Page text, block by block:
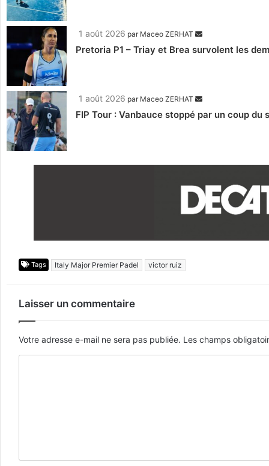
1 août 2026 par Maceo ZERHAT
Pretoria P1 – Triay et Brea survolent les
1 août 2026 par Maceo ZERHAT
FIP Tour : Vanbauce stoppé par un coup
Tags Italy Major Premier Padel victor ruiz
Laisser un commentaire
Votre adresse e-mail ne sera pas publiée. Les champs